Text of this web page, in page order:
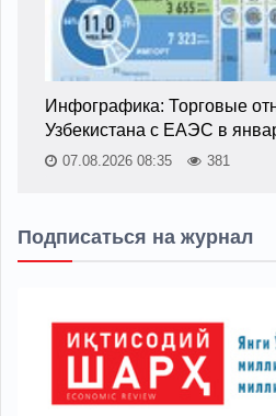
Инфографика: Торговые
Узбекистана с ЕАЭС в
07.08.2026 08:35 381
Подписаться на журнал